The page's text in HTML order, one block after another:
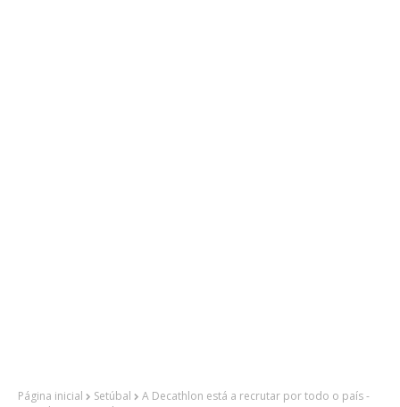
Página inicial Setúbal
A Decathlon está a recrutar por todo o país -